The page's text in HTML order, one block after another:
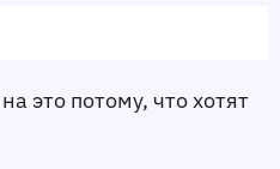
это потому, что хотят